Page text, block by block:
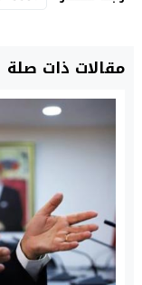
مقالات ذات صلة